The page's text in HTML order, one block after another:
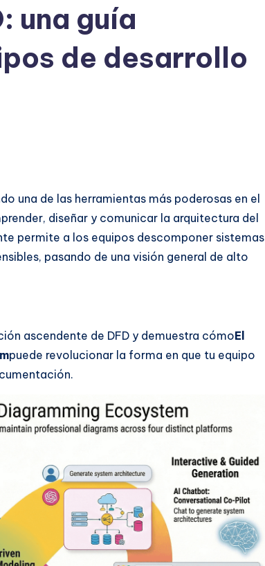
una guía
de desarrollo
una de las herramientas más poderosas en el
diseñar y comunicar la arquitectura del
permite a los equipos descomponer sistemas
pasando de una visión general de alto
ascendente de DFD y demuestra cómoEl
puede revolucionar la forma en que tu equipo